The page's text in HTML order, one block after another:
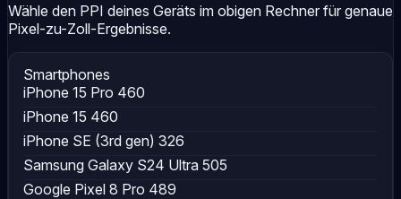
Wähle den PPI deines Geräts im obigen Rechner für genaue
Pixel-zu-Zoll-Ergebnisse.
Smartphones
iPhone 15 Pro 460
iPhone 15 460
iPhone SE (3rd gen) 326
Samsung Galaxy S24 Ultra 505
Google Pixel 8 Pro 489